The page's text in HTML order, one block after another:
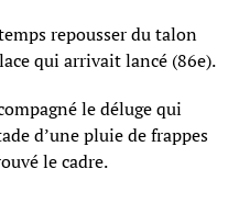
repousser du talon
qui arrivait lancé (86e).
le déluge qui
d’une pluie de frappes
le cadre.